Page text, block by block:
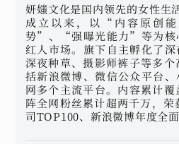
妍媸文化是国内领先的女性生
成立以来，以“内容原创
势”、“强曝光能力”等为核
红人市场。旗下自主孵化了深
深夜种草、摄影师裤子等多
括新浪微博、微信公众平台
网多个主流平台。内容累计
阵全网粉丝累计超两千万，
司TOP100、新浪微博年度全面